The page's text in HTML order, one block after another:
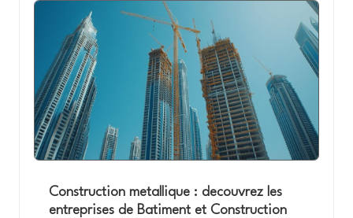
Construction metallique : decouvrez les
entreprises de Batiment et Construction